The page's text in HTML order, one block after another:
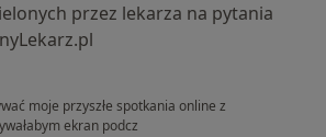
przez lekarza na pytania
moje przyszłe spotkania online z
ekran podcz